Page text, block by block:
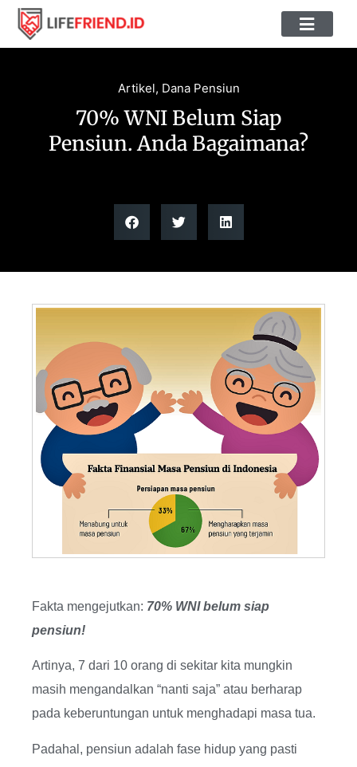
Artikel, Dana Pensiun
70% WNI Belum Siap
Pensiun. Anda Bagaimana?
Fakta mengejutkan: 70% WNI belum siap
pensiun!
Artinya, 7 dari 10 orang di sekitar kita mungkin
masih mengandalkan “nanti saja” atau berharap
pada keberuntungan untuk menghadapi masa tua.
Padahal, pensiun adalah fase hidup yang pasti